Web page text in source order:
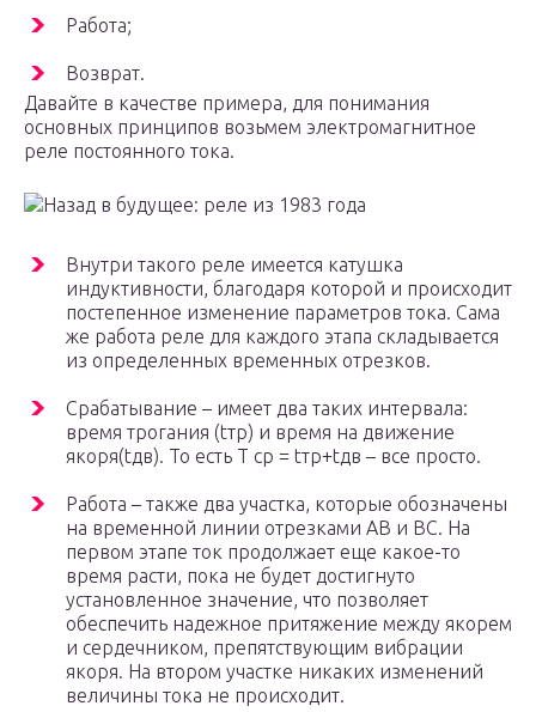
Работа;
Возврат.
Давайте в качестве примера, для понимания
основных принципов возьмем электромагнитное
реле постоянного тока.
Назад в будущее: реле из 1983 года
Внутри такого реле имеется катушка
индуктивности, благодаря которой и происходит
постепенное изменение параметров тока. Сама
же работа реле для каждого этапа складывается
из определенных временных отрезков.
Срабатывание – имеет два таких интервала:
время трогания (tтр) и время на движение
якоря(tдв). То есть Т ср = tтр+tдв – все просто.
Работа – также два участка, которые обозначены
на временной линии отрезками АВ и ВС. На
первом этапе ток продолжает еще какое-то
время расти, пока не будет достигнуто
установленное значение, что позволяет
обеспечить надежное притяжение между якорем
и сердечником, препятствующим вибрации
якоря. На втором участке никаких изменений
величины тока не происходит.